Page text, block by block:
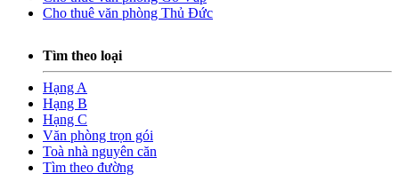
Cho thuê văn phòng Thủ Đức
Tìm theo loại
Hạng A
Hạng B
Hạng C
Văn phòng trọn gói
Toà nhà nguyên căn
Tìm theo đường